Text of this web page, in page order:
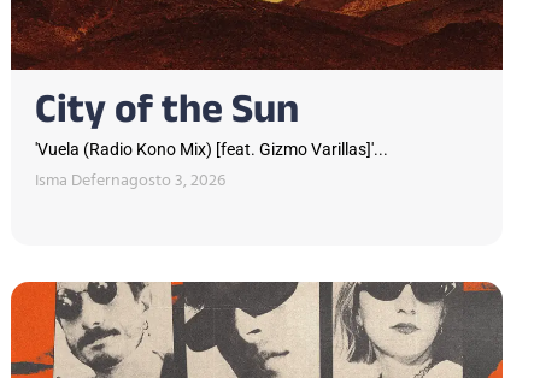
City of the Sun
'Vuela (Radio Kono Mix) [feat. Gizmo Varillas]'...
Isma Defernagosto 3, 2026